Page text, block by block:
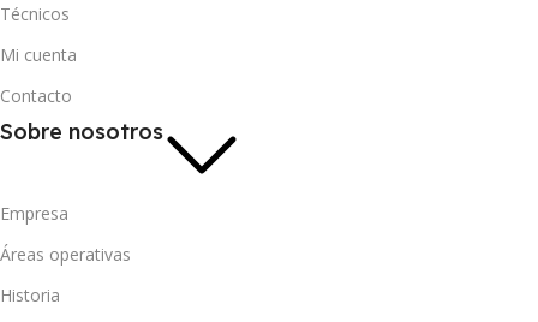
Técnicos
Mi cuenta
Contacto
Sobre nosotros
Empresa
Áreas operativas
Historia